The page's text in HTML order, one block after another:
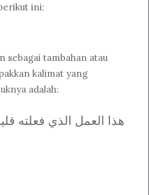
ini:
sebagai tambahan atau
kalimat yang
adalah:
هذا العمل الذي فعلته